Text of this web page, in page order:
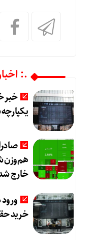
.:
خبر
هم‌وزن
خارج
خرید